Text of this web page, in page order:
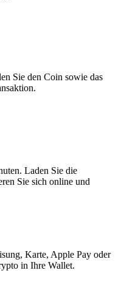
Sie den Coin sowie das
Laden Sie die
Sie sich online und
Karte, Apple Pay oder
in Ihre Wallet.